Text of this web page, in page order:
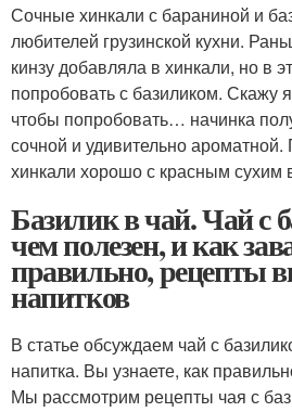
Сочные хинкали с бараниной и
любителей грузинской кухни.
кинзу добавляла в хинкали, но в
попробовать с базиликом. Скажу
чтобы попробовать… начинка
сочной и удивительно ароматной.
хинкали хорошо с красным сухим
Базилик в чай. Чай с
чем полезен, и как
правильно, рецепты
напитков
В статье обсуждаем чай с
напитка. Вы узнаете, как
Мы рассмотрим рецепты чая с